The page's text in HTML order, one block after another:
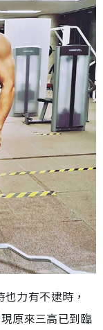
力有不逮時，
原來三高已到臨